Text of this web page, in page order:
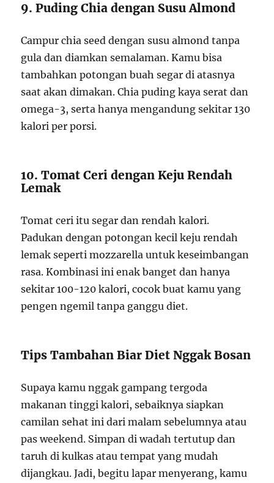
9. Puding Chia dengan Susu Almond
Campur chia seed dengan susu almond tanpa
gula dan diamkan semalaman. Kamu bisa
tambahkan potongan buah segar di atasnya
saat akan dimakan. Chia puding kaya serat dan
omega-3, serta hanya mengandung sekitar 130
kalori per porsi.
10. Tomat Ceri dengan Keju Rendah
Lemak
Tomat ceri itu segar dan rendah kalori.
Padukan dengan potongan kecil keju rendah
lemak seperti mozzarella untuk keseimbangan
rasa. Kombinasi ini enak banget dan hanya
sekitar 100-120 kalori, cocok buat kamu yang
pengen ngemil tanpa ganggu diet.
Tips Tambahan Biar Diet Nggak Bosan
Supaya kamu nggak gampang tergoda
makanan tinggi kalori, sebaiknya siapkan
camilan sehat ini dari malam sebelumnya atau
pas weekend. Simpan di wadah tertutup dan
taruh di kulkas atau tempat yang mudah
dijangkau. Jadi, begitu lapar menyerang, kamu